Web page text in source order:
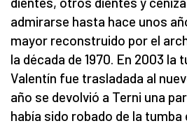
admirarse hasta hace unos
mayor reconstruido por el
la década de 1970. En 2003 la
Valentín fue trasladada al
año se devolvió a Terni una
había sido robado de la tumba